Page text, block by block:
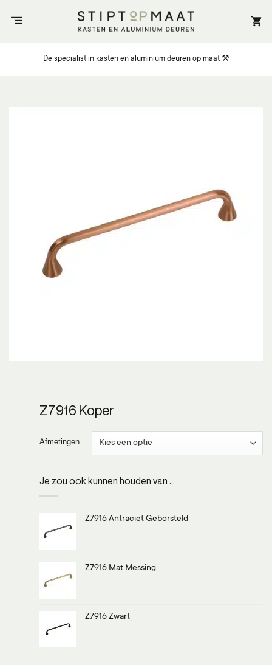
naar
De specialist in kasten en aluminium deuren op maat ⚒️
Z7916 Koper
Afmetingen
Je zou ook kunnen houden van …
Z7916 Antraciet Geborsteld
Z7916 Mat Messing
Z7916 Zwart